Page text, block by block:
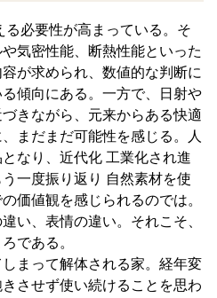
必要性が高まっている。そ
気密性能、断熱性能といった
が求められ、数値的な判断に
傾向にある。一方で、日射や
きながら、元来からある快適
まだまだ可能性を感じる。人
なり、近代化 工業化され進
一度振り返り 自然素材を使
価値観を感じられるのでは。
い、表情の違い。それこそ、
である。
まって解体される家。経年変
させず使い続けることを思わ